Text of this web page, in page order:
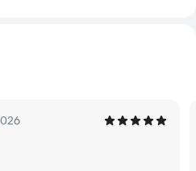
и увлекательный сюжет.